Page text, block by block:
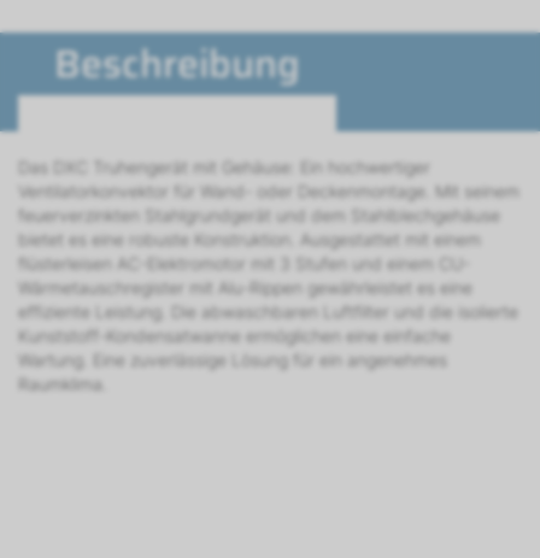
Beschreibung
Das DXC Truhengerät mit Gehäuse: Ein hochwertiger
Ventilatorkonvektor für Wand- oder Deckenmontage. Mit seinem
feuerverzinkten Stahlgrundgerät und dem Stahlblechgehäuse
bietet es eine robuste Konstruktion. Ausgestattet mit einem
flüsterleisen AC-Elektromotor mit 3 Stufen und einem CU-
Wärmetauschregister mit Alu-Rippen gewährleistet es eine
effiziente Leistung. Die abwaschbaren Luftfilter und die isolierte
Kunststoff-Kondensatwanne ermöglichen eine einfache
Wartung. Eine zuverlässige Lösung für ein angenehmes
Raumklima.